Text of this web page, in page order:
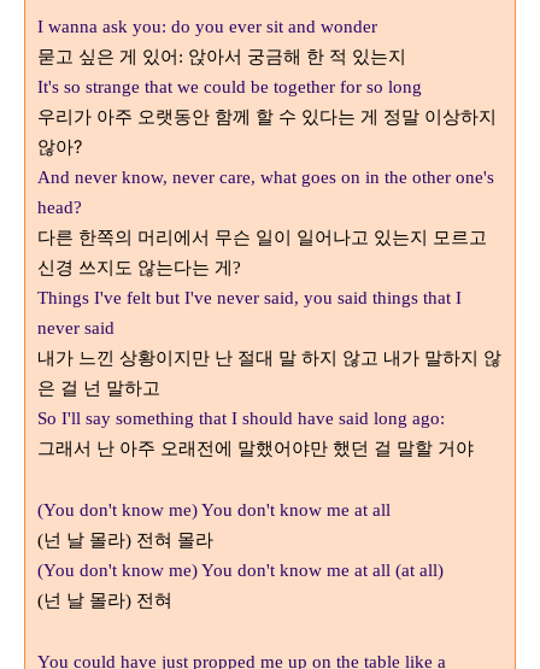
I wanna ask you: do you ever sit and wonder
묻고 싶은 게 있어: 앉아서 궁금해 한 적 있는지
It's so strange that we could be together for so long
우리가 아주 오랫동안 함께 할 수 있다는 게 정말 이상하지
않아?
And never know, never care, what goes on in the other one's
head?
다른 한쪽의 머리에서 무슨 일이 일어나고 있는지 모르고
신경 쓰지도 않는다는 게?
Things I've felt but I've never said, you said things that I
never said
내가 느낀 상황이지만 난 절대 말 하지 않고 내가 말하지 않
은 걸 넌 말하고
So I'll say something that I should have said long ago:
그래서 난 아주 오래전에 말했어야만 했던 걸 말할 거야
(You don't know me) You don't know me at all
(넌 날 몰라) 전혀 몰라
(You don't know me) You don't know me at all (at all)
(넌 날 몰라) 전혀
You could have just propped me up on the table like a